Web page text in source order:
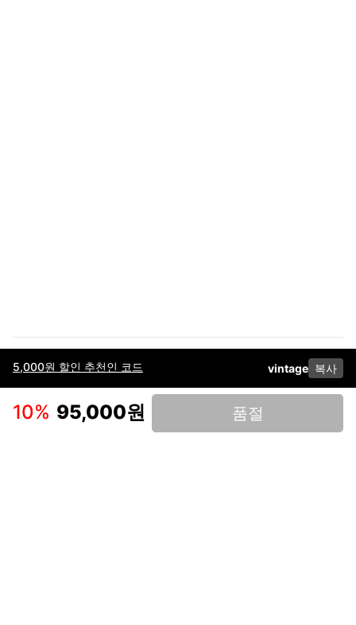
5,000원 할인 추천인 코드 vintage 복사
10% 95,000원 품절
이용약관고객센터판매개인정보 처리방침사업자 정보다운로드
인스타그램